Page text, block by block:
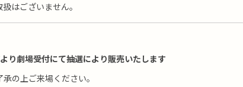
はございません。
り劇場受付にて抽選により販売いたします
の上ご来場ください。